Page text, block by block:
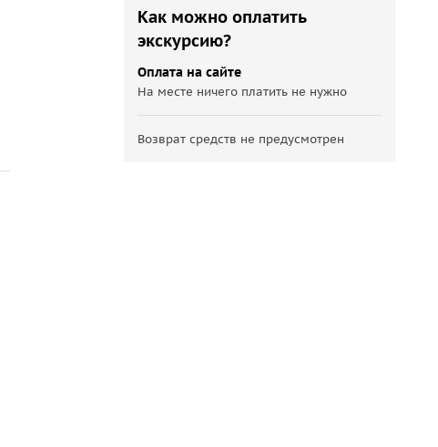
Как можно оплатить
экскурсию?
Оплата на сайте
На месте ничего платить не нужно
Возврат средств не предусмотрен